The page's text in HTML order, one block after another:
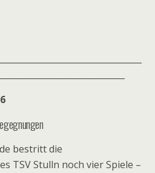
bestritt die
TSV Stulln noch vier Spiele –